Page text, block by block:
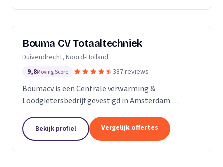
Bouma CV Totaaltechniek
Duivendrecht, Noord-Holland
9,8Moving Score 387 reviews
Boumacv is een Centrale verwarming &
Loodgietersbedrijf gevestigd in Amsterdam.
installatiebedrijf, actief in alle facetten binnen de
verwarming en...
Bekijk profiel Vergelijk offertes